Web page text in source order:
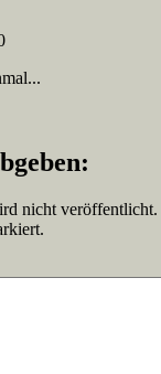
nicht veröffentlicht.